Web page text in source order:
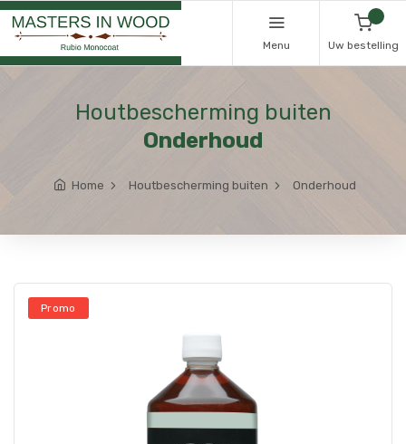
Menu Uw bestelling
Houtbescherming buiten
Onderhoud
Home Houtbescherming buiten Onderhoud
Promo